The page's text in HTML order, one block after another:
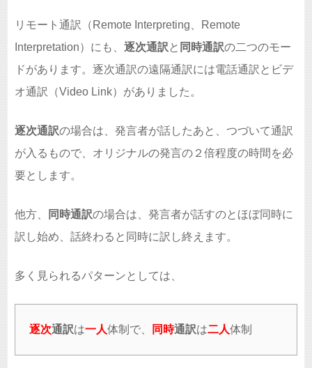
リモート通訳（Remote Interpreting、Remote
Interpretation）にも、 逐次通訳 と 同時通訳の二つのモー
ドがあります。逐次通訳の遠隔通訳には電話通訳とビデ
オ通訳（Video Link）がありました。
逐次通訳の場合は、発言者が話したあと、つづいて通訳
が入るもので、オリジナルの発言の２倍程度の時間を必
要とします。
他方、 同時通訳の場合は、発言者が話すのとほぼ同時に
訳し始め、話終わると同時に訳し終えます。
多く見られるパターンとしては、
逐次通訳は一人体制で、 同時通訳は二人体制